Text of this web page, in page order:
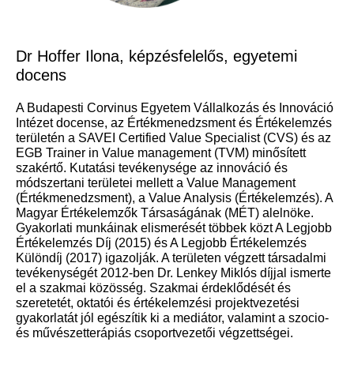
Dr Hoffer Ilona, képzésfelelős, egyetemi
docens
A Budapesti Corvinus Egyetem Vállalkozás és Innováció
Intézet docense, az Értékmenedzsment és Értékelemzés
területén a SAVEI Certified Value Specialist (CVS) és az
EGB Trainer in Value management (TVM) minősített
szakértő. Kutatási tevékenysége az innováció és
módszertani területei mellett a Value Management
(Értékmenedzsment), a Value Analysis (Értékelemzés). A
Magyar Értékelemzők Társaságának (MÉT) alelnöke.
Gyakorlati munkáinak elismerését többek közt A Legjobb
Értékelemzés Díj (2015) és A Legjobb Értékelemzés
Különdíj (2017) igazolják. A területen végzett társadalmi
tevékenységét 2012-ben Dr. Lenkey Miklós díjjal ismerte
el a szakmai közösség. Szakmai érdeklődését és
szeretetét, oktatói és értékelemzési projektvezetési
gyakorlatát jól egészítik ki a mediátor, valamint a szocio-
és művészetterápiás csoportvezetői végzettségei.